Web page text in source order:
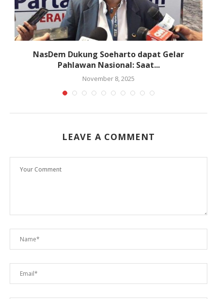
NasDem Dukung Soeharto dapat Gelar
Pahlawan Nasional: Saat...
November 8, 2025
LEAVE A COMMENT